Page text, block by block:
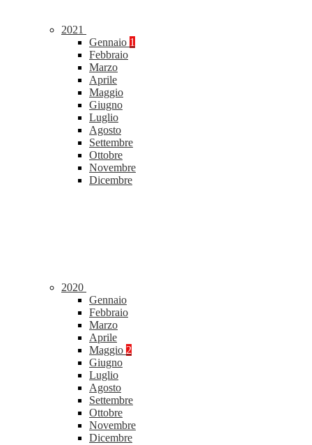
2021
Gennaio 1
Febbraio
Marzo
Aprile
Maggio
Giugno
Luglio
Agosto
Settembre
Ottobre
Novembre
Dicembre
2020
Gennaio
Febbraio
Marzo
Aprile
Maggio 2
Giugno
Luglio
Agosto
Settembre
Ottobre
Novembre
Dicembre